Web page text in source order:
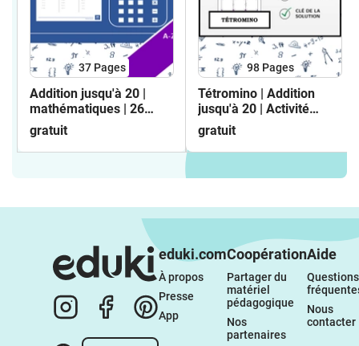
37 Pages
Addition jusqu'à 20 |
mathématiques | 26
colonnes
gratuit
98 Pages
Tétromino | Addition
jusqu'à 20 | Activité
Mathématique
gratuit
eduki.com
À propos
Presse
App
Coopération
Partager du
matériel
pédagogique
Nos
partenaires
Aide
Questions
Nous
contacter